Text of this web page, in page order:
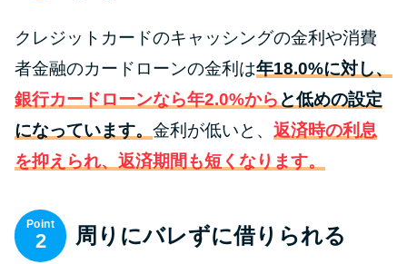
カードローンQ&A
リボ払いをそのまま払いきると
カードローンの見直しで40万円
クレジットカードのキャッシングの金利や消費
者金融のカードローンの金利は年18.0%に対し、
銀行カードローンなら年2.0%から と低めの設定
になっています。 金利が低いと、 返済時の利息
を抑えられ、返済期間も短くなります。
Point
2 周りにバレずに借りられる